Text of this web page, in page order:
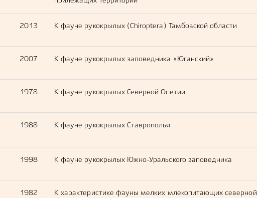
2013 К фауне рукокрылых (Chiroptera) Тамбовской области
2007 К фауне рукокрылых заповедника «Юганский»
1978 К фауне рукокрылых Северной Осетии
1988 К фауне рукокрылых Ставрополья
1998 К фауне рукокрылых Южно-Уральского заповедника
1982
К характеристике фауны мелких млекопитающих северной